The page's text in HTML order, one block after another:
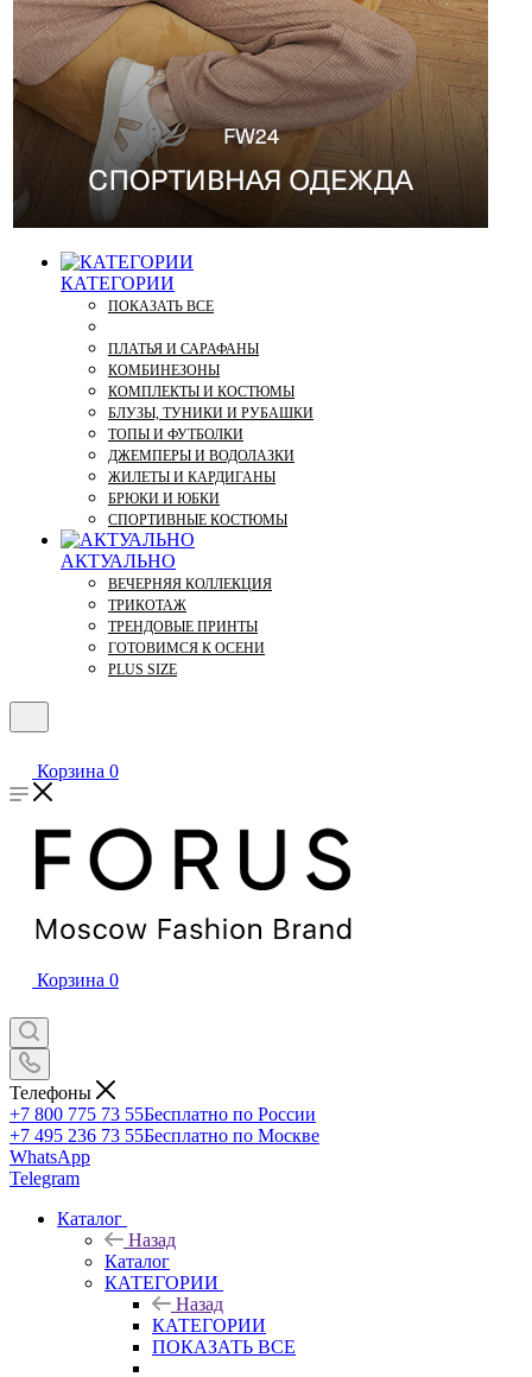
КАТЕГОРИИ
ПОКАЗАТЬ ВСЕ
ПЛАТЬЯ И САРАФАНЫ
КОМБИНЕЗОНЫ
КОМПЛЕКТЫ И КОСТЮМЫ
БЛУЗЫ, ТУНИКИ И РУБАШКИ
ТОПЫ И ФУТБОЛКИ
ДЖЕМПЕРЫ И ВОДОЛАЗКИ
ЖИЛЕТЫ И КАРДИГАНЫ
БРЮКИ И ЮБКИ
СПОРТИВНЫЕ КОСТЮМЫ
АКТУАЛЬНО
ВЕЧЕРНЯЯ КОЛЛЕКЦИЯ
ТРИКОТАЖ
ТРЕНДОВЫЕ ПРИНТЫ
ГОТОВИМСЯ К ОСЕНИ
PLUS SIZE
Корзина 0
Корзина 0
Телефоны
+7 800 775 73 55Бесплатно по России
+7 495 236 73 55Бесплатно по Москве
WhatsApp
Telegram
Каталог
Назад
Каталог
КАТЕГОРИИ
Назад
КАТЕГОРИИ
ПОКАЗАТЬ ВСЕ